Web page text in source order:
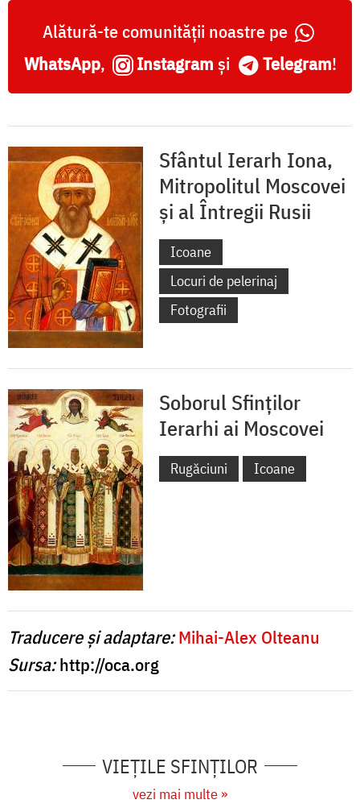
Alătură-te comunității noastre pe
WhatsApp, Instagram și Telegram!
Sfântul Ierarh Iona,
Mitropolitul Moscovei
și al Întregii Rusii
Icoane
Locuri de pelerinaj
Fotografii
Soborul Sfinților
Ierarhi ai Moscovei
Rugăciuni Icoane
Traducere și adaptare:Mihai-Alex Olteanu
Sursa:http://oca.org
VIEŢILE SFINŢILOR
vezi mai multe »